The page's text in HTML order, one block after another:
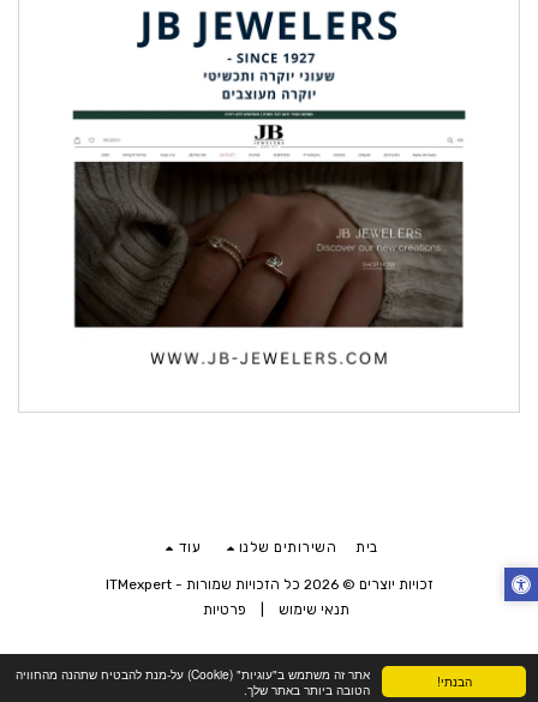
הבנתי!
אתר זה משתמש ב"עוגיות" (Cookie) על-מנת להבטיח שתהנה מהחוויה
הטובה ביותר באתר שלך.
בית השירותים שלנו עוד
זכויות יוצרים © 2026 כל הזכויות שמורות -
ITMexpert
תנאי שימוש
פרטיות